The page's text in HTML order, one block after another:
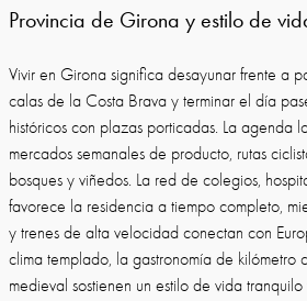
Provincia de Girona y estilo de
Vivir en Girona significa desayunar frente a
calas de la Costa Brava y terminar el día
históricos con plazas porticadas. La agenda
mercados semanales de producto, rutas
bosques y viñedos. La red de colegios,
favorece la residencia a tiempo completo,
y trenes de alta velocidad conectan con
clima templado, la gastronomía de kilómetro
medieval sostienen un estilo de vida